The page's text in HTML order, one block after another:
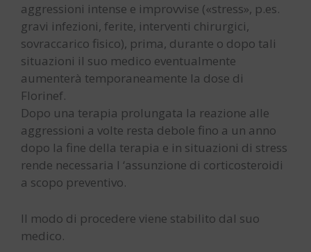
aggressioni intense e improvvise («stress», p.es.
gravi infezioni, ferite, interventi chirurgici,
sovraccarico fisico), prima, durante o dopo tali
situazioni il suo medico eventualmente
aumenterà temporaneamente la dose di
Florinef.
Dopo una terapia prolungata la reazione alle
aggressioni a volte resta debole fino a un anno
dopo la fine della terapia e in situazioni di stress
rende necessaria l ‘assunzione di corticosteroidi
a scopo preventivo.
Il modo di procedere viene stabilito dal suo
medico.